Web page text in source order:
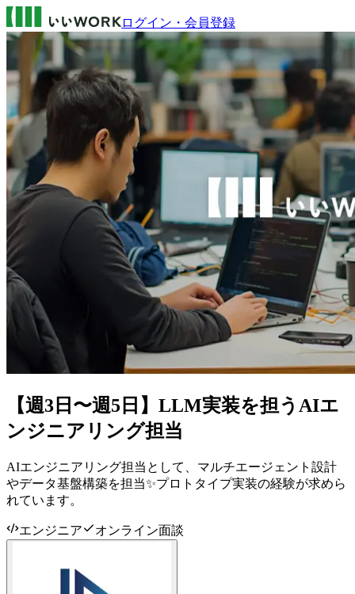
ログイン・会員登録
【週3日〜週5日】LLM実装を担うAIエ
ンジニアリング担当
AIエンジニアリング担当として、マルチエージェント設計
やデータ基盤構築を担当✨プロトタイプ実装の経験が求めら
れています。
エンジニア オンライン面談